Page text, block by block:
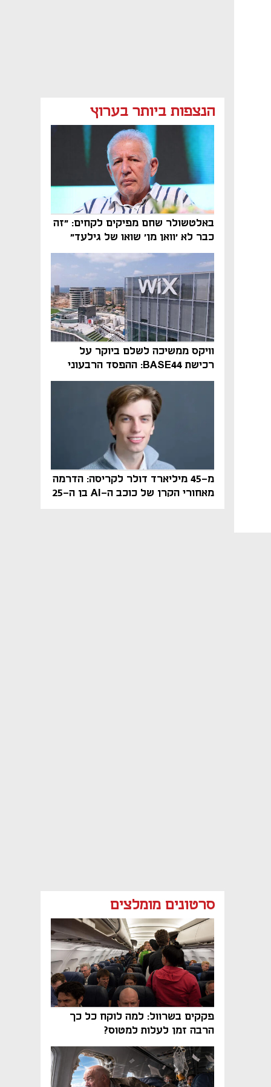
הנצפות ביותר בערוץ
באלטשולר שחם מפיקים לקחים: "זה
כבר לא 'וואן מן' שואו של גילעד"
וויקס ממשיכה לשלם ביוקר על
רכישת BASE44: ההפסד הרבעוני
זינק ל-76 מיליון דולר
מ-45 מיליארד דולר לקריסה: הדרמה
מאחורי הקרן של כוכב ה-AI בן ה-25
סרטונים מומלצים
פקקים בשרוול: למה לוקח כל כך
הרבה זמן לעלות למטוס?